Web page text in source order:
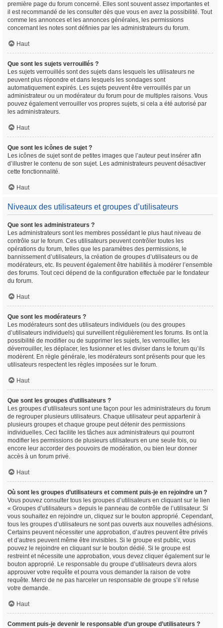
première page du forum concerné. Elles sont souvent assez importantes et
il est recommandé de les consulter dès que vous en avez la possibilité. Tout
comme les annonces et les annonces générales, les permissions
concernant les notes sont définies par les administrateurs du forum.
Haut
Que sont les sujets verrouillés ?
Les sujets verrouillés sont des sujets dans lesquels les utilisateurs ne
peuvent plus répondre et dans lesquels les sondages sont
automatiquement expirés. Les sujets peuvent être verrouillés par un
administrateur ou un modérateur du forum pour de multiples raisons. Vous
pouvez également verrouiller vos propres sujets, si cela a été autorisé par
les administrateurs.
Haut
Que sont les icônes de sujet ?
Les icônes de sujet sont de petites images que l’auteur peut insérer afin
d’illustrer le contenu de son sujet. Les administrateurs peuvent désactiver
cette fonctionnalité.
Haut
Niveaux des utilisateurs et groupes d’utilisateurs
Que sont les administrateurs ?
Les administrateurs sont les membres possédant le plus haut niveau de
contrôle sur le forum. Ces utilisateurs peuvent contrôler toutes les
opérations du forum, telles que les paramètres des permissions, le
bannissement d’utilisateurs, la création de groupes d’utilisateurs ou de
modérateurs, etc. Ils peuvent également être habilités à modérer l’ensemble
des forums. Tout ceci dépend de la configuration effectuée par le fondateur
du forum.
Haut
Que sont les modérateurs ?
Les modérateurs sont des utilisateurs individuels (ou des groupes
d’utilisateurs individuels) qui surveillent régulièrement les forums. Ils ont la
possibilité de modifier ou de supprimer les sujets, les verrouiller, les
déverrouiller, les déplacer, les fusionner et les diviser dans le forum qu’ils
modèrent. En règle générale, les modérateurs sont présents pour que les
utilisateurs respectent les règles imposées sur le forum.
Haut
Que sont les groupes d’utilisateurs ?
Les groupes d’utilisateurs sont une façon pour les administrateurs du forum
de regrouper plusieurs utilisateurs. Chaque utilisateur peut appartenir à
plusieurs groupes et chaque groupe peut détenir des permissions
individuelles. Ceci facilite les tâches aux administrateurs qui pourront
modifier les permissions de plusieurs utilisateurs en une seule fois, ou
encore leur accorder des pouvoirs de modération, ou bien leur donner
accès à un forum privé.
Haut
Où sont les groupes d’utilisateurs et comment puis-je en rejoindre un ?
Vous pouvez consulter tous les groupes d’utilisateurs en cliquant sur le lien
« Groupes d’utilisateurs » depuis le panneau de contrôle de l’utilisateur. Si
vous souhaitez en rejoindre un, cliquez sur le bouton approprié. Cependant,
tous les groupes d’utilisateurs ne sont pas ouverts aux nouvelles adhésions.
Certains peuvent nécessiter une approbation, d’autres peuvent être privés
et d’autres peuvent même être invisibles. Si le groupe est public, vous
pouvez le rejoindre en cliquant sur le bouton dédié. Si le groupe est
restreint et nécessite une approbation, vous devez cliquer également sur le
bouton approprié. Le responsable du groupe d’utilisateurs devra alors
approuver votre requête et pourra vous demander la raison de votre
requête. Merci de ne pas harceler un responsable de groupe s’il refuse
votre demande.
Haut
Comment puis-je devenir le responsable d’un groupe d’utilisateurs ?